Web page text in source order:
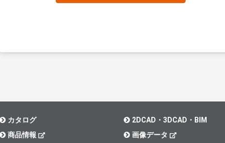
カタログ
商品情報
2DCAD・3DCAD・BIM
画像データ